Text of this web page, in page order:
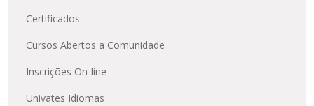
Certificados
Cursos Abertos a Comunidade
Inscrições On-line
Univates Idiomas